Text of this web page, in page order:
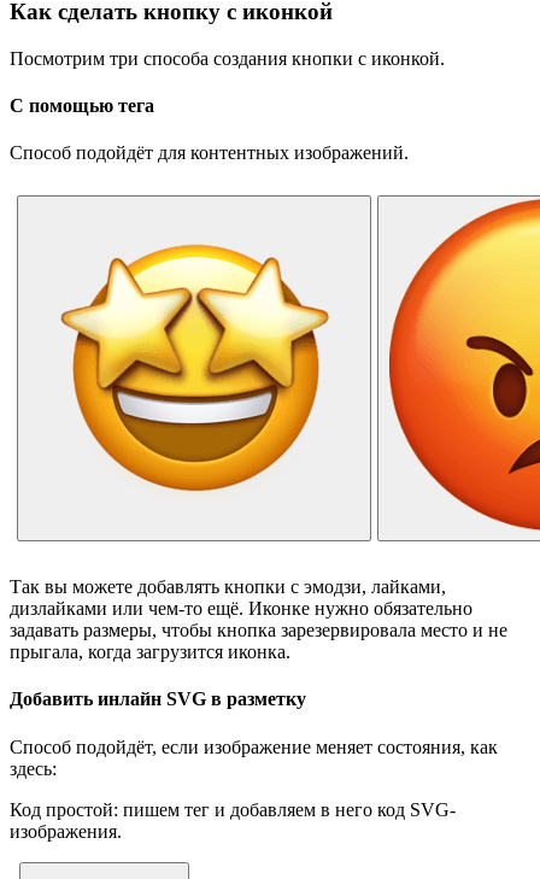
Как сделать кнопку с иконкой
Посмотрим три способа создания кнопки с иконкой.
С помощью тега
Способ подойдёт для контентных изображений.
Так вы можете добавлять кнопки с эмодзи, лайками,
дизлайками или чем-то ещё. Иконке нужно обязательно
задавать размеры, чтобы кнопка зарезервировала место и не
прыгала, когда загрузится иконка.
Добавить инлайн SVG в разметку
Способ подойдёт, если изображение меняет состояния, как
здесь:
Код простой: пишем тег и добавляем в него код SVG-
изображения.